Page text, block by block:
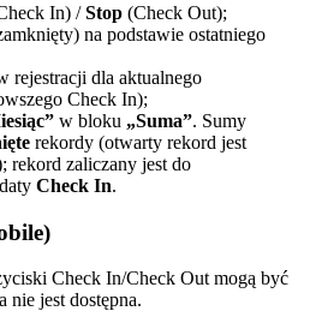
In) /Stop (Check Out);
na podstawie ostatniego
rejestracji dla aktualnego
Check In);
w bloku „Suma”. Sumy
rekordy (otwarty rekord jest
rekord zaliczany jest do
Check In.
Check In/Check Out mogą być
nie jest dostępna.